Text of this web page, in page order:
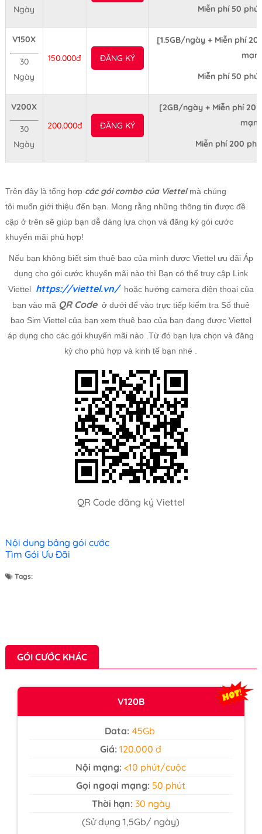
Ngày
Miễn phí 50
V150X
30
Ngày
150.000đ ĐĂNG KÝ
[1.5GB/ngày + Miễn phí
Miễn phí 50
V200X
30
Ngày
200.000đ ĐĂNG KÝ
[2GB/ngày + Miễn phí
Miễn phí 200
Trên đây là tổng hợp các gói combo của Viettelmà chúng
tôi muốn giới thiệu đến bạn. Mong rằng những thông tin được đề
cập ở trên sẽ giúp bạn dễ dàng lựa chọn và đăng ký gói cước
khuyến mãi phù hợp!
Nếu bạn không biết sim thuê bao của mình được Viettel ưu đãi Áp
dụng cho gói cước khuyến mãi nào thì Bạn có thể truy cập Link
Viettel https://viettel.vn/ hoặc hướng camera điện thoại của
bạn vào mã QR Codeở dưới để vào trực tiếp kiểm tra Số thuê
bao Sim Viettel của bạn xem thuê bao của bạn đang được Viettel
áp dụng cho các gói khuyến mãi nào .Từ đó bạn lựa chọn và đăng
ký cho phù hợp và kinh tế bạn nhé .
QR Code đăng ký Viettel
Nội dung bảng gói cước
Tìm Gói Ưu Đãi
Tags:
GÓI CƯỚC KHÁC
V120B
Data: 45Gb
Giá:120.000 đ
Nội mạng:<10 phút/cuộc
Gọi ngoại mạng: 50 phút
Thời hạn:30 ngày
(Sử dụng 1,5Gb/ ngày)